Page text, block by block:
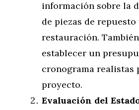
información sobre la
de piezas de
restauración.
establecer un
cronograma realistas
proyecto.
Evaluación del